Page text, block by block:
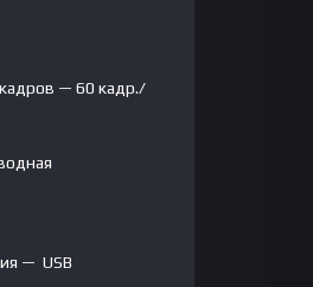
— 60 кадр./
— USB